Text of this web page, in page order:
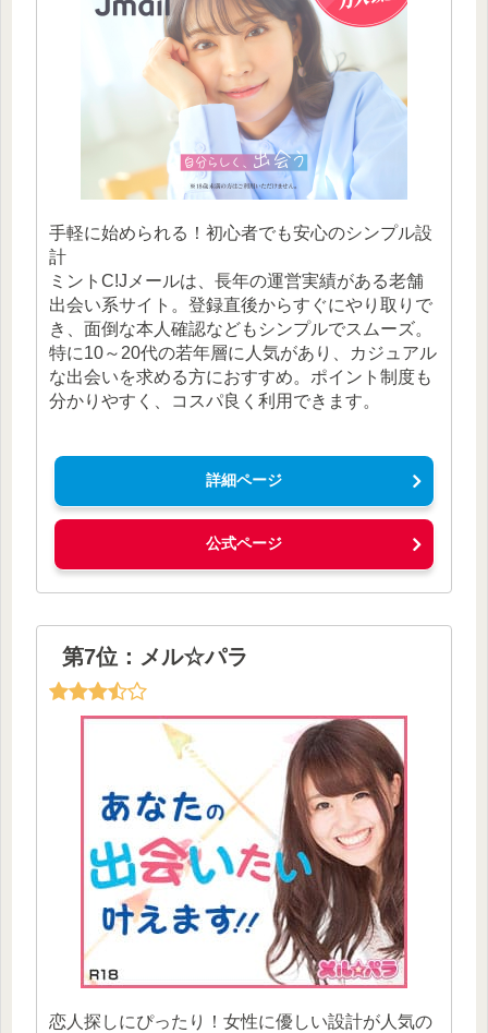
手軽に始められる！初心者でも安心のシンプル設
計
ミントC!Jメールは、長年の運営実績がある老舗
出会い系サイト。登録直後からすぐにやり取りで
き、面倒な本人確認などもシンプルでスムーズ。
特に10～20代の若年層に人気があり、カジュアル
な出会いを求める方におすすめ。ポイント制度も
分かりやすく、コスパ良く利用できます。
詳細ページ
公式ページ
第7位：メル☆パラ
恋人探しにぴったり！女性に優しい設計が人気の